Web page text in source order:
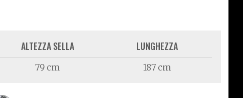
ALTEZZA SELLA
79 cm
LUNGHEZZA
187 cm